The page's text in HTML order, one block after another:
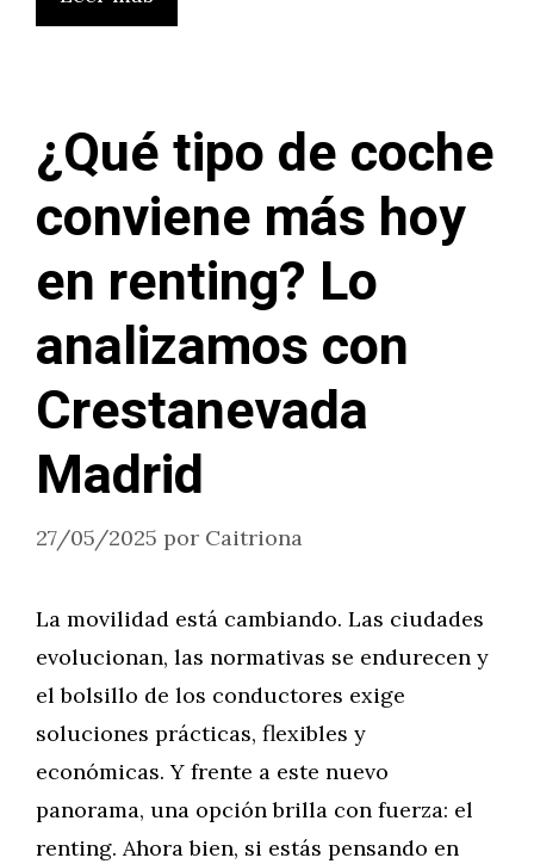
¿Qué tipo de coche
conviene más hoy
en renting? Lo
analizamos con
Crestanevada
Madrid
27/05/2025 por Caitriona
La movilidad está cambiando. Las ciudades
evolucionan, las normativas se endurecen y
el bolsillo de los conductores exige
soluciones prácticas, flexibles y
económicas. Y frente a este nuevo
panorama, una opción brilla con fuerza: el
renting. Ahora bien, si estás pensando en